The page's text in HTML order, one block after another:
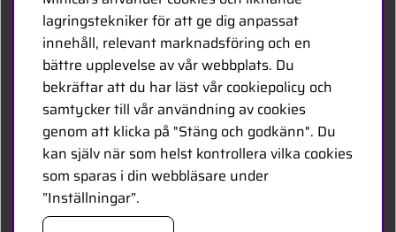
Bli återförsäljare
Bli leverantör
Jobba hos oss
FÖLJ OSS
Facebook
HANDLA TRYGGT
lagringstekniker för att ge dig anpassat
innehåll, relevant marknadsföring och en
bättre upplevelse av vår webbplats. Du
bekräftar att du har läst vår cookiepolicy och
samtycker till vår användning av cookies
genom att klicka på "Stäng och godkänn". Du
kan själv när som helst kontrollera vilka cookies
som sparas i din webbläsare under
”Inställningar”.